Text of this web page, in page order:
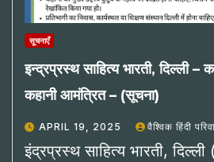
सूचनाएँ
इन्द्रप्रस्थ साहित्य भारती, दिल्ली –
कहानी आमंत्रित – (सूचना)
APRIL 19, 2025 वैश्विक हिंदी
इंद्रप्रस्थ साहित्य भारती,